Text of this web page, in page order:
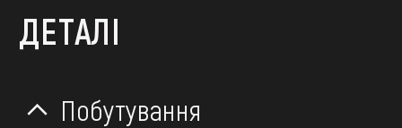
ДЕТАЛІ
Побутування